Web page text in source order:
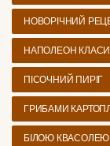
НОВОРІЧНИЙ
НАПОЛЕОН
ПІСОЧНИЙ ПИРІГ
ГРИБАМИ
БІЛОЮ КВАСОЛЕЮ